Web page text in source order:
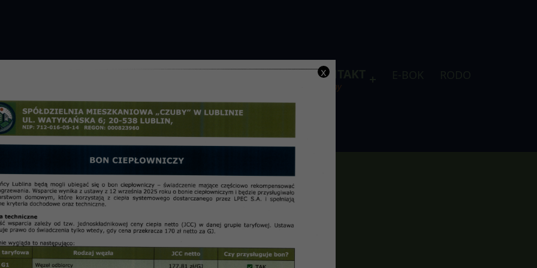
PRZETARGI OSIEDLA KONTAKT
telefony
-Do następnego jubileuszu
x